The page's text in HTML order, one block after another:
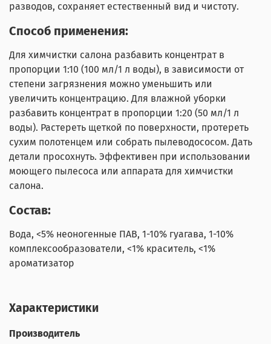
разводов, сохраняет естественный вид и чистоту.
Способ применения:
Для химчистки салона разбавить концентрат в
пропорции 1:10 (100 мл/1 л воды), в зависимости от
степени загрязнения можно уменьшить или
увеличить концентрацию. Для влажной уборки
разбавить концентрат в пропорции 1:20 (50 мл/1 л
воды). Растереть щеткой по поверхности, протереть
сухим полотенцем или собрать пылеводососом. Дать
детали просохнуть. Эффективен при использовании
моющего пылесоса или аппарата для химчистки
салона.
Состав:
Вода, <5% неоногенные ПАВ, 1-10% гуагава, 1-10%
комплексообразователи, <1% краситель, <1%
ароматизатор
Характеристики
Производитель